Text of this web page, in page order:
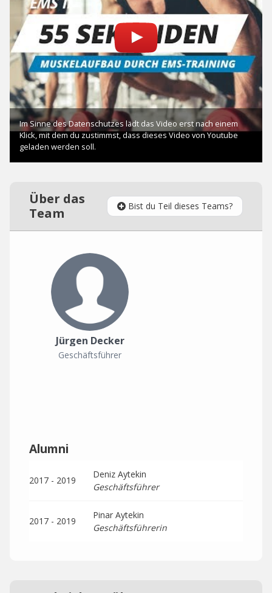
Über das
Team
Bist du Teil dieses Teams?
Jürgen Decker
Geschäftsführer
Alumni
2017 - 2019
Deniz Aytekin
Geschäftsführer
2017 - 2019
Pinar Aytekin
Geschäftsführerin